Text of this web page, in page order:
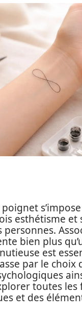
esthétisme
bien plus
est
par le
toutes
et des